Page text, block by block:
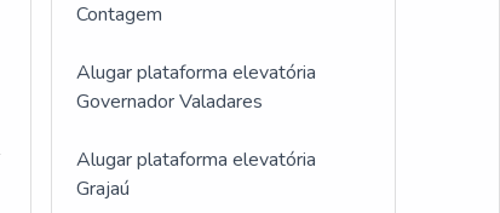
Contagem
Alugar plataforma elevatória
Governador Valadares
Alugar plataforma elevatória
Grajaú